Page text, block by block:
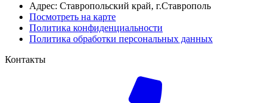
Адрес: Ставропольский край, г.Ставрополь
Посмотреть на карте
Политика конфиденциальности
Политика обработки персональных данных
Контакты